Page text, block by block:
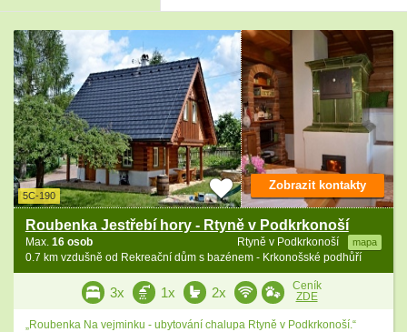
5C-190
Roubenka Jestřebí hory - Rtyně v Podkrkonoší
Rtyně v Podkrkonoší mapa
Max. 16 osob
0.7 km vzdušně od Rekreační dům s bazénem - Krkonošské podhůří
Zobrazit kontakty
3x 1x 2x
Ceník
ZDE
„Roubenka Na vejminku - ubytování chalupa Rtyně v Podkrkonoší.“